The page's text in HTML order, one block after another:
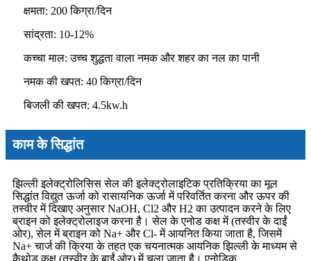
क्षमता: 200 किग्रा/दिन
सांद्रता: 10-12%
कच्चा माल: उच्च शुद्धता वाला नमक और शहर का नल का पानी
नमक की खपत: 40 किग्रा/दिन
बिजली की खपत: 4.5kw.h
काम के सिद्धांत
झिल्ली इलेक्ट्रोलिसिस सेल की इलेक्ट्रोलाइटिक प्रतिक्रिया का मूल
सिद्धांत विद्युत ऊर्जा को रासायनिक ऊर्जा में परिवर्तित करना और ऊपर की
तस्वीर में दिखाए अनुसार NaOH, Cl2 और H2 का उत्पादन करने के लिए
ब्राइन को इलेक्ट्रोलाइज करना है। सेल के एनोड कक्ष में (तस्वीर के दाईं
ओर), सेल में ब्राइन को Na+ और Cl- में आयनित किया जाता है, जिसमें
Na+ चार्ज की क्रिया के तहत एक चयनात्मक आयनिक झिल्ली के माध्यम से